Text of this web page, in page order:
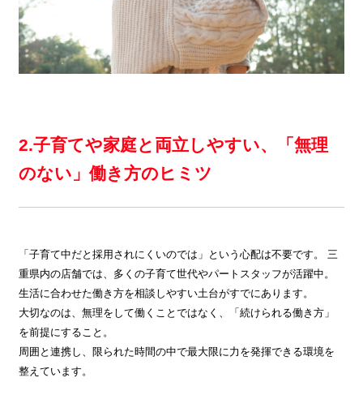
2.子育てや家庭と両立しやすい、「無理
のない」働き方のヒミツ
「子育て中だと採用されにくいのでは」という心配は不要です。 三
重県内の店舗では、多くの子育て世代やパートスタッフが活躍中。
生活に合わせた働き方を相談しやすい土台がすでにあります。
大切なのは、無理をして働くことではなく、「続けられる働き方」
を前提にすること。
周囲と連携し、限られた時間の中で最大限に力を発揮できる環境を
整えています。